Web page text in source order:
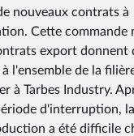
nouveaux contrats à
Cette commande
export donnent
l'ensemble de la
à Tarbes Industry.
d'interruption,
a été difficile